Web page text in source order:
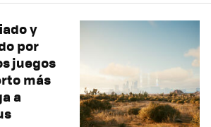
y
por
juegos
más
a